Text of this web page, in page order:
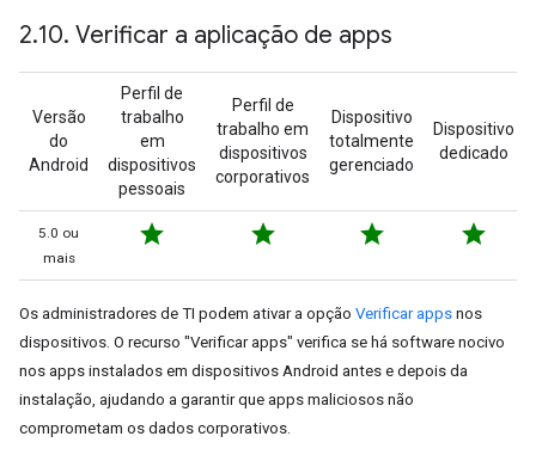
2.10. Verificar a aplicação de apps
Versão
do
Android
Perfil de
trabalho
em
dispositivos
pessoais
Perfil de
trabalho em
dispositivos
corporativos
Dispositivo
totalmente
gerenciado
Dispositivo
dedicado
5.0 ou
mais
star star star star
Os administradores de TI podem ativar a opção Verificar apps nos
dispositivos. O recurso "Verificar apps" verifica se há software nocivo
nos apps instalados em dispositivos Android antes e depois da
instalação, ajudando a garantir que apps maliciosos não
comprometam os dados corporativos.